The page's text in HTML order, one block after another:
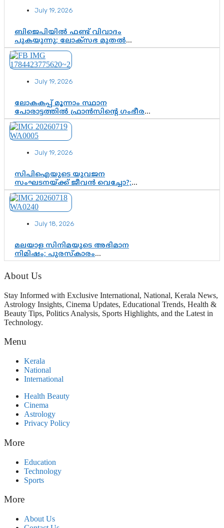
July 19, 2026
ബിജെപിയിൽ ഫണ്ട് വിവാദം
പുകയുന്നു; ലോക്സഭ മുതൽ
നിയമസഭ വരെ 140 മണ്ഡലങ്ങളിലെ
ഫണ്ട് വിനിയോഗം
പരിശോധിക്കുമോ? കേന്ദ്രത്തിനും
ഘടകത്തോട് അതൃപ്തി
July 19, 2026
ലോകകപ്പ് മൂന്നാം സ്ഥാന
പോരാട്ടത്തിൽ ഫ്രാൻസിന്റെ ഗംഭീര
തിരിച്ചുവരവ്; ഗോൾവേട്ടയിൽ
മെസ്സിയെ മറികടന്ന് എംബാപ്പെ
July 19, 2026
സിപിഐയുടെ യുവജന
സംഘടനയ്ക്ക് ജീവൻ വെച്ചോ?;
ജിസ്മോന്റെ വിമർശനം രാഷ്ട്രീയ
ഇരട്ടത്താപ്പെന്ന് ചർച്ച
July 18, 2026
മലയാള സിനിമയുടെ അഭിമാന
നിമിഷം; പുരസ്‌കാരം
ആഘോഷമാകട്ടെ, മികവ് ശീലമാകട്ടെ
About Us
Stay Informed with Exclusive International, National, Kerala News,
Astrology Insights, Cinema Updates, Educational Trends, Health &
Beauty Tips, Politics Analysis, Sports Highlights, and the Latest in
Technology.
Menu
Kerala
National
International
Health Beauty
Cinema
Astrology
Privacy Policy
More
Education
Technology
Sports
More
About Us